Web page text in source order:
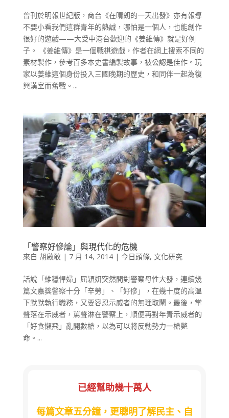
曾刊於明報世紀版，商台《在晴朗的一天出發》亦有報導
不要小看我們這群青年的熱誠，哪怕是一個人，也能創作
很好的遊戲——大受中港台歡迎的《姜維傳》就是好例
子。 《姜維傳》是一個戰棋遊戲，作者在網上搜索不同的
素材製作，參考百多本史書編製故事，被公認是佳作。玩
家以姜維這個身份投入三國晚期的歷史，和同伴一起為復
興漢室而奮戰。...
「警察好慘論」與現代化的危機
來自 胡啟敢| 7 月 14, 2014| 今日頭條, 文化研究
話說「維穩悍婦」屈穎妍突然間對警察母性大發，連續幾
篇文嘉獎警察十分「辛勞」、「好慘」，在幾十度的高溫
下默默執行職務，又要容忍示威者的無理取鬧。最後，掌
聲落在示威者，罵聲淋在警察上，順便再對年青示威者的
「好食懶飛」亂開數槍，以為可以將反動勢力一槍斃
命。...
已經幫助幾十萬人
每篇文章五分鐘，更聰明了解民主、自